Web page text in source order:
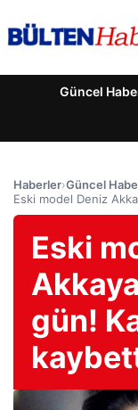
Güncel
Haberler›Güncel
Eski model Deniz
Eski
gün!